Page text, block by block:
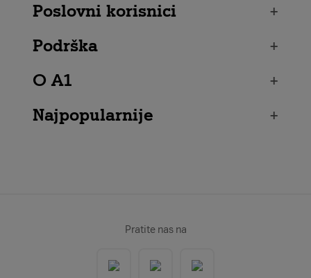
Poslovni korisnici
+
Podrška
+
O A1
+
Najpopularnije
+
Pratite nas na